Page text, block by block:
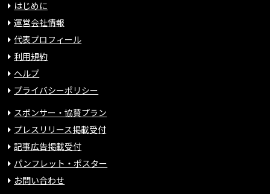
はじめに
運営会社情報
代表プロフィール
利用規約
ヘルプ
プライバシーポリシー
スポンサー・協賛プラン
プレスリリース掲載受付
記事広告掲載受付
パンフレット・ポスター
お問い合わせ